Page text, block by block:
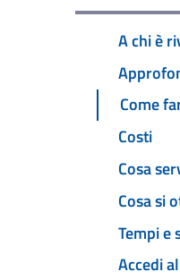
A chi è
Come
Costi
Cosa
Cosa si
Tempi e
Accedi